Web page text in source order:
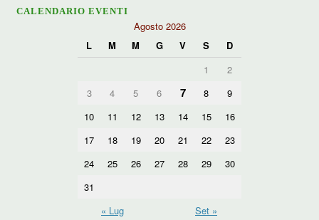
CALENDARIO EVENTI
Agosto 2026
L
M M G V S
D
1
2
3
4 5 6 7 8
9
10
11 12 13 14 15
16
17
18 19 20 21 22
23
24
25 26 27 28 29
30
31
« Lug
Set »